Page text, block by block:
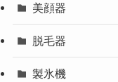
美顔器
脱毛器
製氷機